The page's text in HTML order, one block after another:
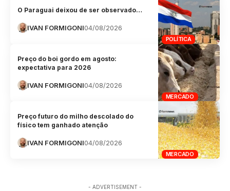
POLÍTICA
O Paraguai deixou de ser observado…
IVAN FORMIGONI04/08/2026
MERCADO
Preço do boi gordo em agosto:
expectativa para 2026
IVAN FORMIGONI04/08/2026
MERCADO
Preço futuro do milho descolado do
físico tem ganhado atenção
IVAN FORMIGONI04/08/2026
- ADVERTISEMENT -